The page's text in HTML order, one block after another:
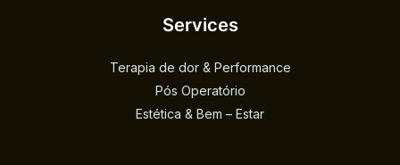
Services
Terapia de dor & Performance
Pós Operatório
Estética & Bem – Estar